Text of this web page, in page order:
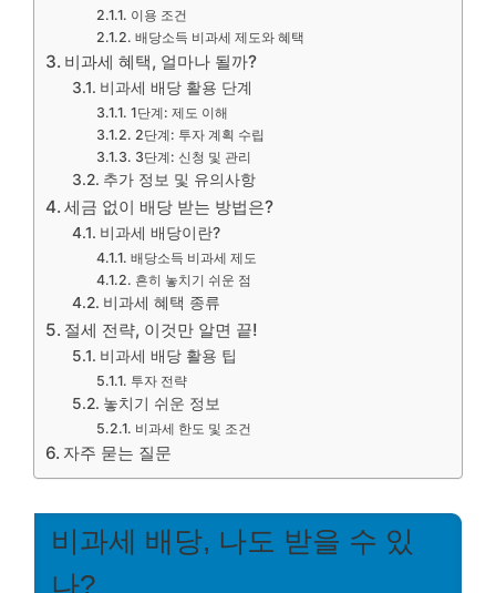
이용 조건
배당소득 비과세 제도와 혜택
비과세 혜택, 얼마나 될까?
비과세 배당 활용 단계
1단계: 제도 이해
2단계: 투자 계획 수립
3단계: 신청 및 관리
추가 정보 및 유의사항
세금 없이 배당 받는 방법은?
비과세 배당이란?
배당소득 비과세 제도
흔히 놓치기 쉬운 점
비과세 혜택 종류
절세 전략, 이것만 알면 끝!
비과세 배당 활용 팁
투자 전략
놓치기 쉬운 정보
비과세 한도 및 조건
자주 묻는 질문
비과세 배당, 나도 받을 수 있
나?